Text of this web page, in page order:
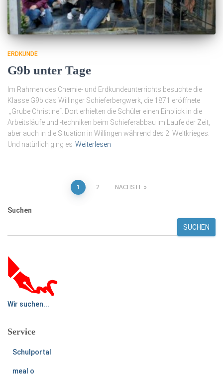
ERDKUNDE
G9b unter Tage
Im Rahmen des Chemie- und Erdkundeunterrichts besuchte die
Klasse G9b das Willinger Schieferbergwerk, die 1871 eröffnete
„Grube Christine“. Dort erhielten die Schüler einen Einblick in die
Arbeitsläufe und -techniken beim Schieferabbau im Laufe der Zeit,
aber auch in die Situation in Willingen während des 2. Weltkrieges.
Und natürlich ging es Weiterlesen
Seitennummerierung
der
Beiträge
1 2 NÄCHSTE
Suchen
SUCHEN
Wir suchen...
Service
Schulportal
meal o